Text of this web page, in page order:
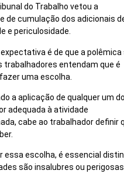
do Trabalho vetou a
de cumulação dos adicionais
e periculosidade.
é de que a polêmica
trabalhadores entendam que é
uma escolha.
a aplicação de qualquer um
adequada à atividade
cabe ao trabalhador definir
essa escolha, é essencial
são insalubres ou